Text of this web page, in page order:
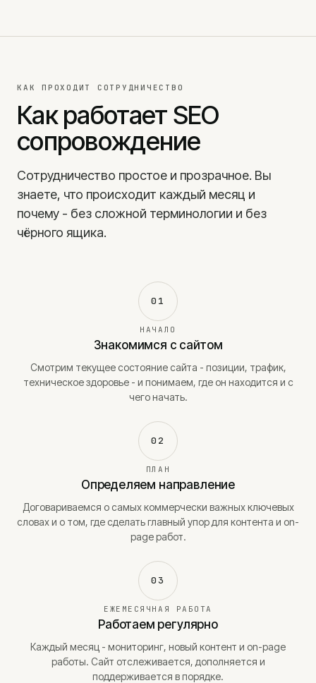
КАК ПРОХОДИТ СОТРУДНИЧЕСТВО
Как работает SEO
сопровождение
Сотрудничество простое и прозрачное. Вы
знаете, что происходит каждый месяц и
почему - без сложной терминологии и без
чёрного ящика.
01
НАЧАЛО
Знакомимся с сайтом
Смотрим текущее состояние сайта - позиции, трафик,
техническое здоровье - и понимаем, где он находится и с
чего начать.
02
ПЛАН
Определяем направление
Договариваемся о самых коммерчески важных ключевых
словах и о том, где сделать главный упор для контента и on-
page работ.
03
ЕЖЕМЕСЯЧНАЯ РАБОТА
Работаем регулярно
Каждый месяц - мониторинг, новый контент и on-page
работы. Сайт отслеживается, дополняется и
поддерживается в порядке.